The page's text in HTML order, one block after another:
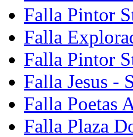
Falla Pintor
Falla
Falla Pintor
Falla Jesus -
Falla Poetas
Falla Plaza